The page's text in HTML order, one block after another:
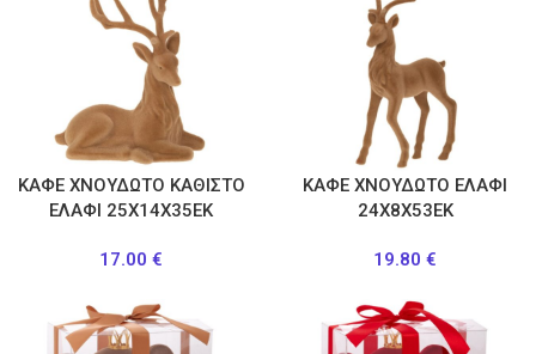
ΚΑΦΕ ΧΝΟΥΔΩΤΟ ΚΑΘΙΣΤΟ
ΕΛΑΦΙ 25Χ14Χ35ΕΚ
17.00 €
ΚΑΦΕ ΧΝΟΥΔΩΤΟ ΕΛΑΦΙ
24Χ8Χ53ΕΚ
19.80 €